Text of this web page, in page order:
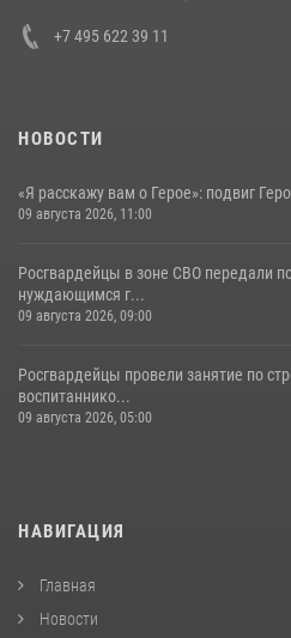
+7 495 622 39 11
НОВОСТИ
«Я расскажу вам о Герое»: подвиг
09 августа 2026, 11:00
Росгвардейцы в зоне СВО передали
нуждающимся г...
09 августа 2026, 09:00
Росгвардейцы провели занятие по
воспитаннико...
09 августа 2026, 05:00
НАВИГАЦИЯ
Главная
Новости